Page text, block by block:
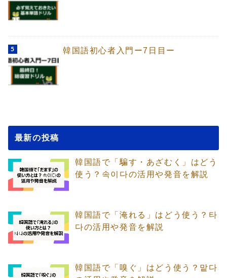
韓国語初心者入門ー7日目ー
最新の投稿
韓国語で「騙す・あざむく」はどう
使う？속이다の活用や発音を解説
韓国語で「淹れる」はどう使う？타
다の活用や発音を解説
韓国語で「嗅ぐ」はどう使う？맡다